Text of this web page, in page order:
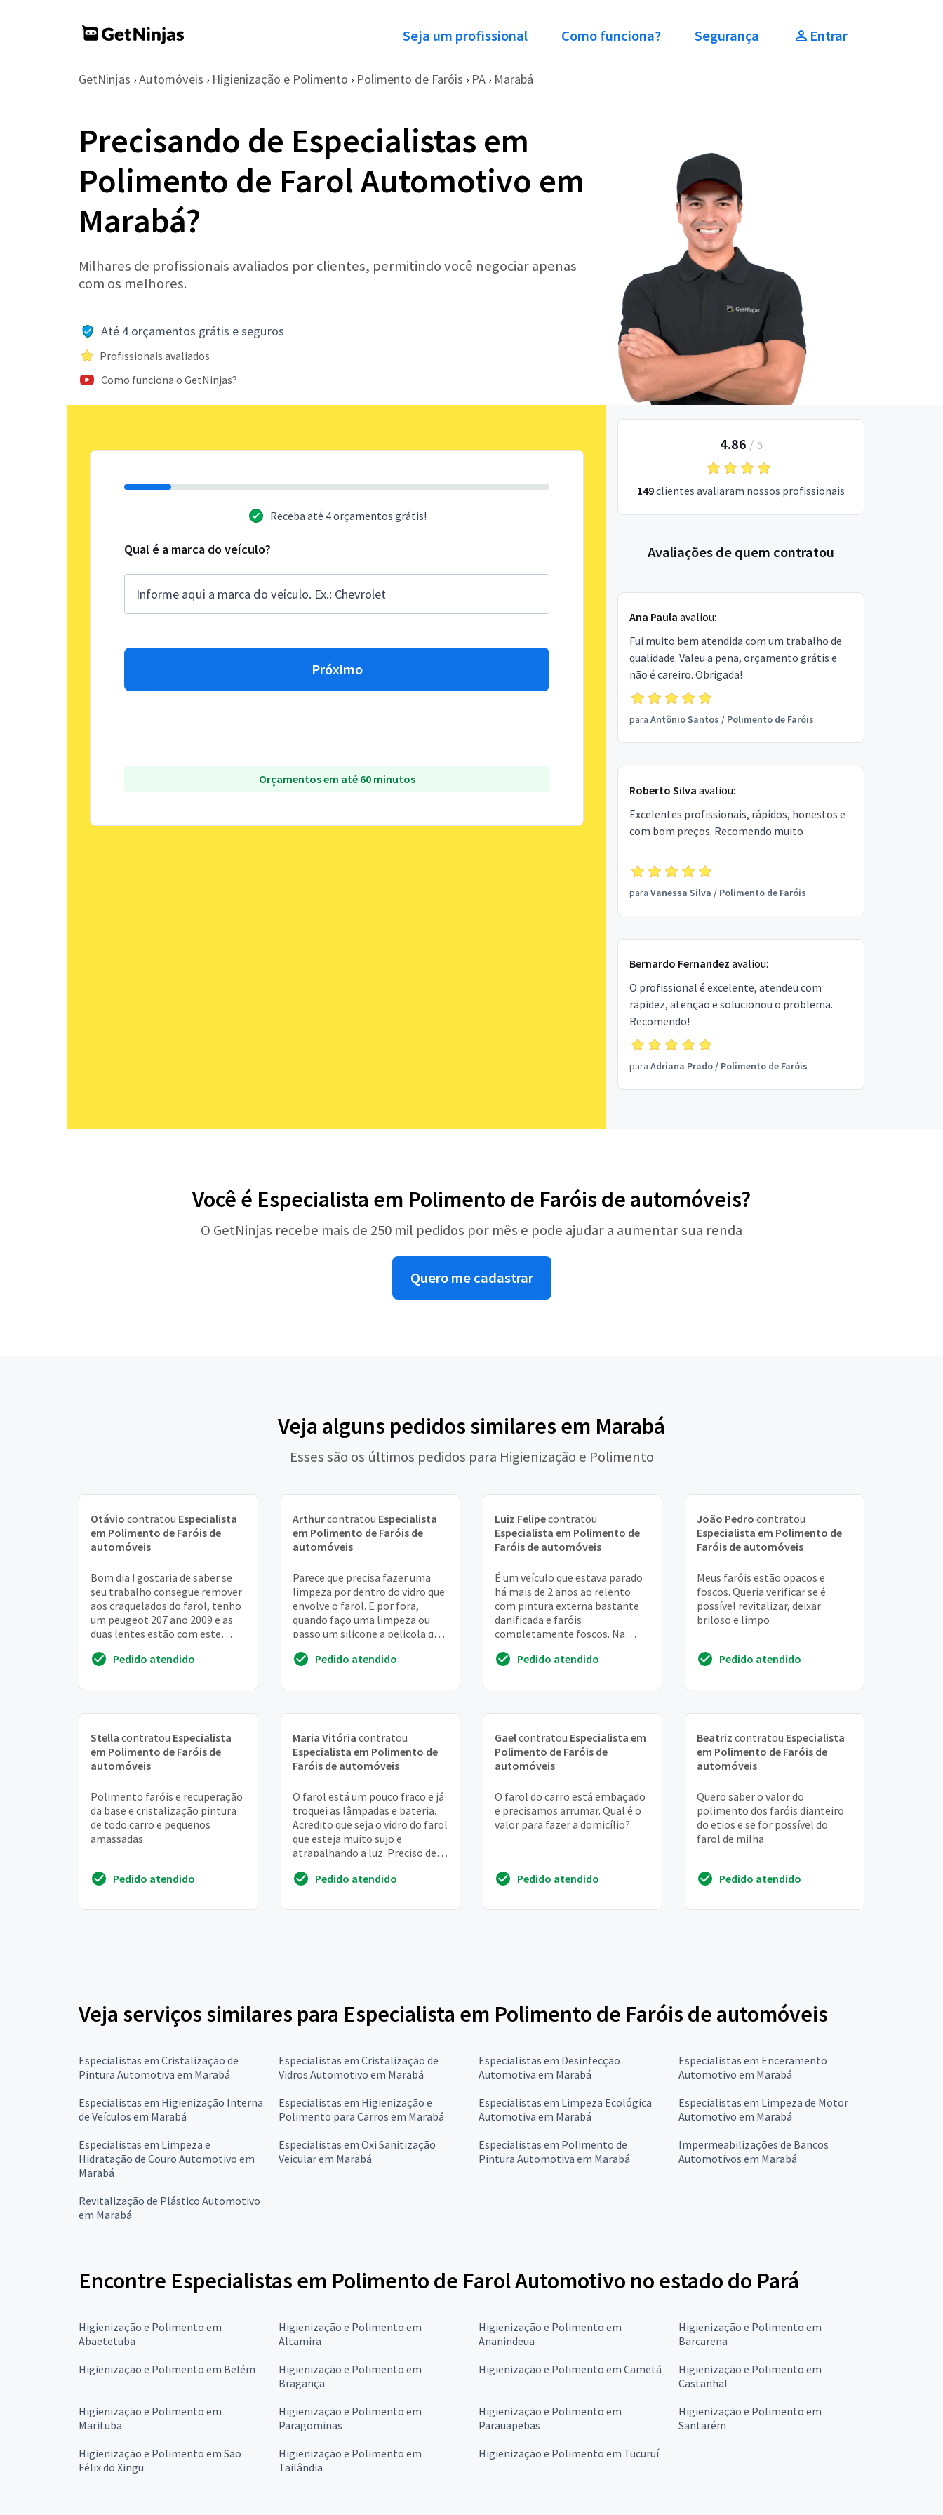
Seja um profissional Como funciona? Segurança Entrar
GetNinjas › Automóveis › Higienização e Polimento › Polimento de Faróis › PA › Marabá
Precisando de Especialistas em
Polimento de Farol Automotivo em
Marabá?
Milhares de profissionais avaliados por clientes, permitindo você negociar apenas
com os melhores.
Até 4 orçamentos grátis e seguros
Profissionais avaliados
Como funciona o GetNinjas?
Receba até 4 orçamentos grátis!
Qual é a marca do veículo?
Próximo
Orçamentos em até 60 minutos
4.86 / 5
149clientes avaliaram nossos profissionais
Avaliações de quem contratou
Ana Paula avaliou:
Fui muito bem atendida com um trabalho de
qualidade. Valeu a pena, orçamento grátis e
não é careiro. Obrigada!
para Antônio Santos / Polimento de Faróis
Roberto Silva avaliou:
Excelentes profissionais, rápidos, honestos e
com bom preços. Recomendo muito
para Vanessa Silva / Polimento de Faróis
Bernardo Fernandez avaliou:
O profissional é excelente, atendeu com
rapidez, atenção e solucionou o problema.
Recomendo!
para Adriana Prado/ Polimento de Faróis
Você é Especialista em Polimento de Faróis de automóveis?
O GetNinjas recebe mais de 250 mil pedidos por mês e pode ajudar a aumentar sua renda
Quero me cadastrar
Veja alguns pedidos similares em Marabá
Esses são os últimos pedidos para Higienização e Polimento
Otávio contratou Especialista
em Polimento de Faróis de
automóveis
Bom dia ! gostaria de saber se
seu trabalho consegue remover
aos craquelados do farol, tenho
um peugeot 207 ano 2009 e as
duas lentes estão com este
incomoda....
Pedido atendido
Arthurcontratou Especialista
em Polimento de Faróis de
automóveis
Parece que precisa fazer uma
limpeza por dentro do vidro que
envolve o farol. E por fora,
quando faço uma limpeza ou
passo um silicone a pelicola que
que seca v...
Pedido atendido
Luiz Felipecontratou
Especialista em Polimento de
Faróis de automóveis
É um veículo que estava parado
há mais de 2 anos ao relento
com pintura externa bastante
danificada e faróis
completamente foscos. Na
de um orçamento par...
Pedido atendido
João Pedro contratou
Especialista em Polimento de
Faróis de automóveis
Meus faróis estão opacos e
foscos. Queria verificar se é
possível revitalizar, deixar
briloso e limpo
Pedido atendido
Stella contratou Especialista
em Polimento de Faróis de
automóveis
Polimento faróis e recuperação
da base e cristalização pintura
de todo carro e pequenos
amassadas
Pedido atendido
Maria Vitória contratou
Especialista em Polimento de
Faróis de automóveis
O farol está um pouco fraco e já
troquei as lâmpadas e bateria.
Acredito que seja o vidro do farol
que esteja muito sujo e
atrapalhando a luz. Preciso de
iluminaç...
Pedido atendido
Gaelcontratou Especialista em
Polimento de Faróis de
automóveis
O farol do carro está embaçado
e precisamos arrumar. Qual é o
valor para fazer a domicílio?
Pedido atendido
Beatriz contratou Especialista
em Polimento de Faróis de
automóveis
Quero saber o valor do
polimento dos faróis dianteiro
do etios e se for possível do
farol de milha
Pedido atendido
Veja serviços similares para Especialista em Polimento de Faróis de automóveis
Especialistas em Cristalização de
Pintura Automotiva em Marabá
Especialistas em Cristalização de
Vidros Automotivo em Marabá
Especialistas em Desinfecção
Automotiva em Marabá
Especialistas em Enceramento
Automotivo em Marabá
Especialistas em Higienização Interna
de Veículos em Marabá
Especialistas em Higienização e
Polimento para Carros em Marabá
Especialistas em Limpeza Ecológica
Automotiva em Marabá
Especialistas em Limpeza de Motor
Automotivo em Marabá
Especialistas em Limpeza e
Hidratação de Couro Automotivo em
Marabá
Especialistas em Oxi Sanitização
Veicular em Marabá
Especialistas em Polimento de
Pintura Automotiva em Marabá
Impermeabilizações de Bancos
Automotivos em Marabá
Revitalização de Plástico Automotivo
em Marabá
Encontre Especialistas em Polimento de Farol Automotivo no estado do Pará
Higienização e Polimento em
Abaetetuba
Higienização e Polimento em
Altamira
Higienização e Polimento em
Ananindeua
Higienização e Polimento em
Barcarena
Higienização e Polimento em Belém
Higienização e Polimento em
Bragança
Higienização e Polimento em Cametá
Higienização e Polimento em
Castanhal
Higienização e Polimento em
Marituba
Higienização e Polimento em
Paragominas
Higienização e Polimento em
Parauapebas
Higienização e Polimento em
Santarém
Higienização e Polimento em São
Félix do Xingu
Higienização e Polimento em
Tailândia
Higienização e Polimento em Tucuruí